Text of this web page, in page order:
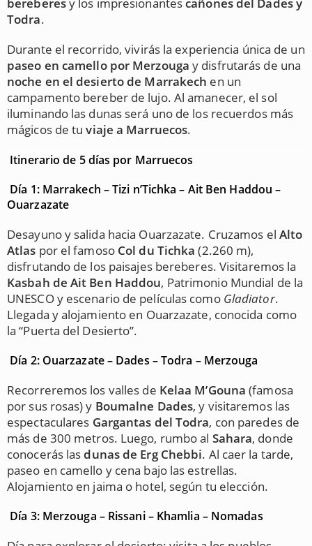
Todra.
Durante el recorrido, vivirás la experiencia única de un
paseo en camello por Merzouga y disfrutarás de una
noche en el desierto de Marrakech en un
campamento bereber de lujo. Al amanecer, el sol
iluminando las dunas será uno de los recuerdos más
mágicos de tuviaje a Marruecos.
Itinerario de 5 días por Marruecos
Día 1: Marrakech – Tizi n’Tichka – Ait Ben Haddou –
Ouarzazate
Desayuno y salida hacia Ouarzazate. Cruzamos el Alto
Atlas por el famoso Col du Tichka (2.260 m),
disfrutando de los paisajes bereberes. Visitaremos la
Kasbah de Ait Ben Haddou, Patrimonio Mundial de la
UNESCO y escenario de películas como Gladiator.
Llegada y alojamiento en Ouarzazate, conocida como
la “Puerta del Desierto”.
Día 2: Ouarzazate – Dades – Todra – Merzouga
Recorreremos los valles de Kelaa M’Gouna (famosa
por sus rosas) y Boumalne Dades, y visitaremos las
espectaculares Gargantas del Todra, con paredes de
más de 300 metros. Luego, rumbo al Sahara, donde
conocerás lasdunas de Erg Chebbi. Al caer la tarde,
paseo en camello y cena bajo las estrellas.
Alojamiento en jaima o hotel, según tu elección.
Día 3: Merzouga – Rissani – Khamlia – Nomadas